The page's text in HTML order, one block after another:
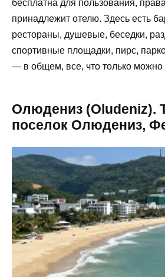
бесплатна для пользования,
принадлежит отелю. Здесь есть
рестораны, душевые, беседки,
спортивные площадки, пирс,
— в общем, все, что только можно
Олюдениз (Oludeniz).
поселок Олюдениз,